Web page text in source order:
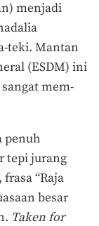
menjadi
teki. Mantan
(ESDM) ini
mem-
penuh
tepi jurang
“Raja
besar
Taken for